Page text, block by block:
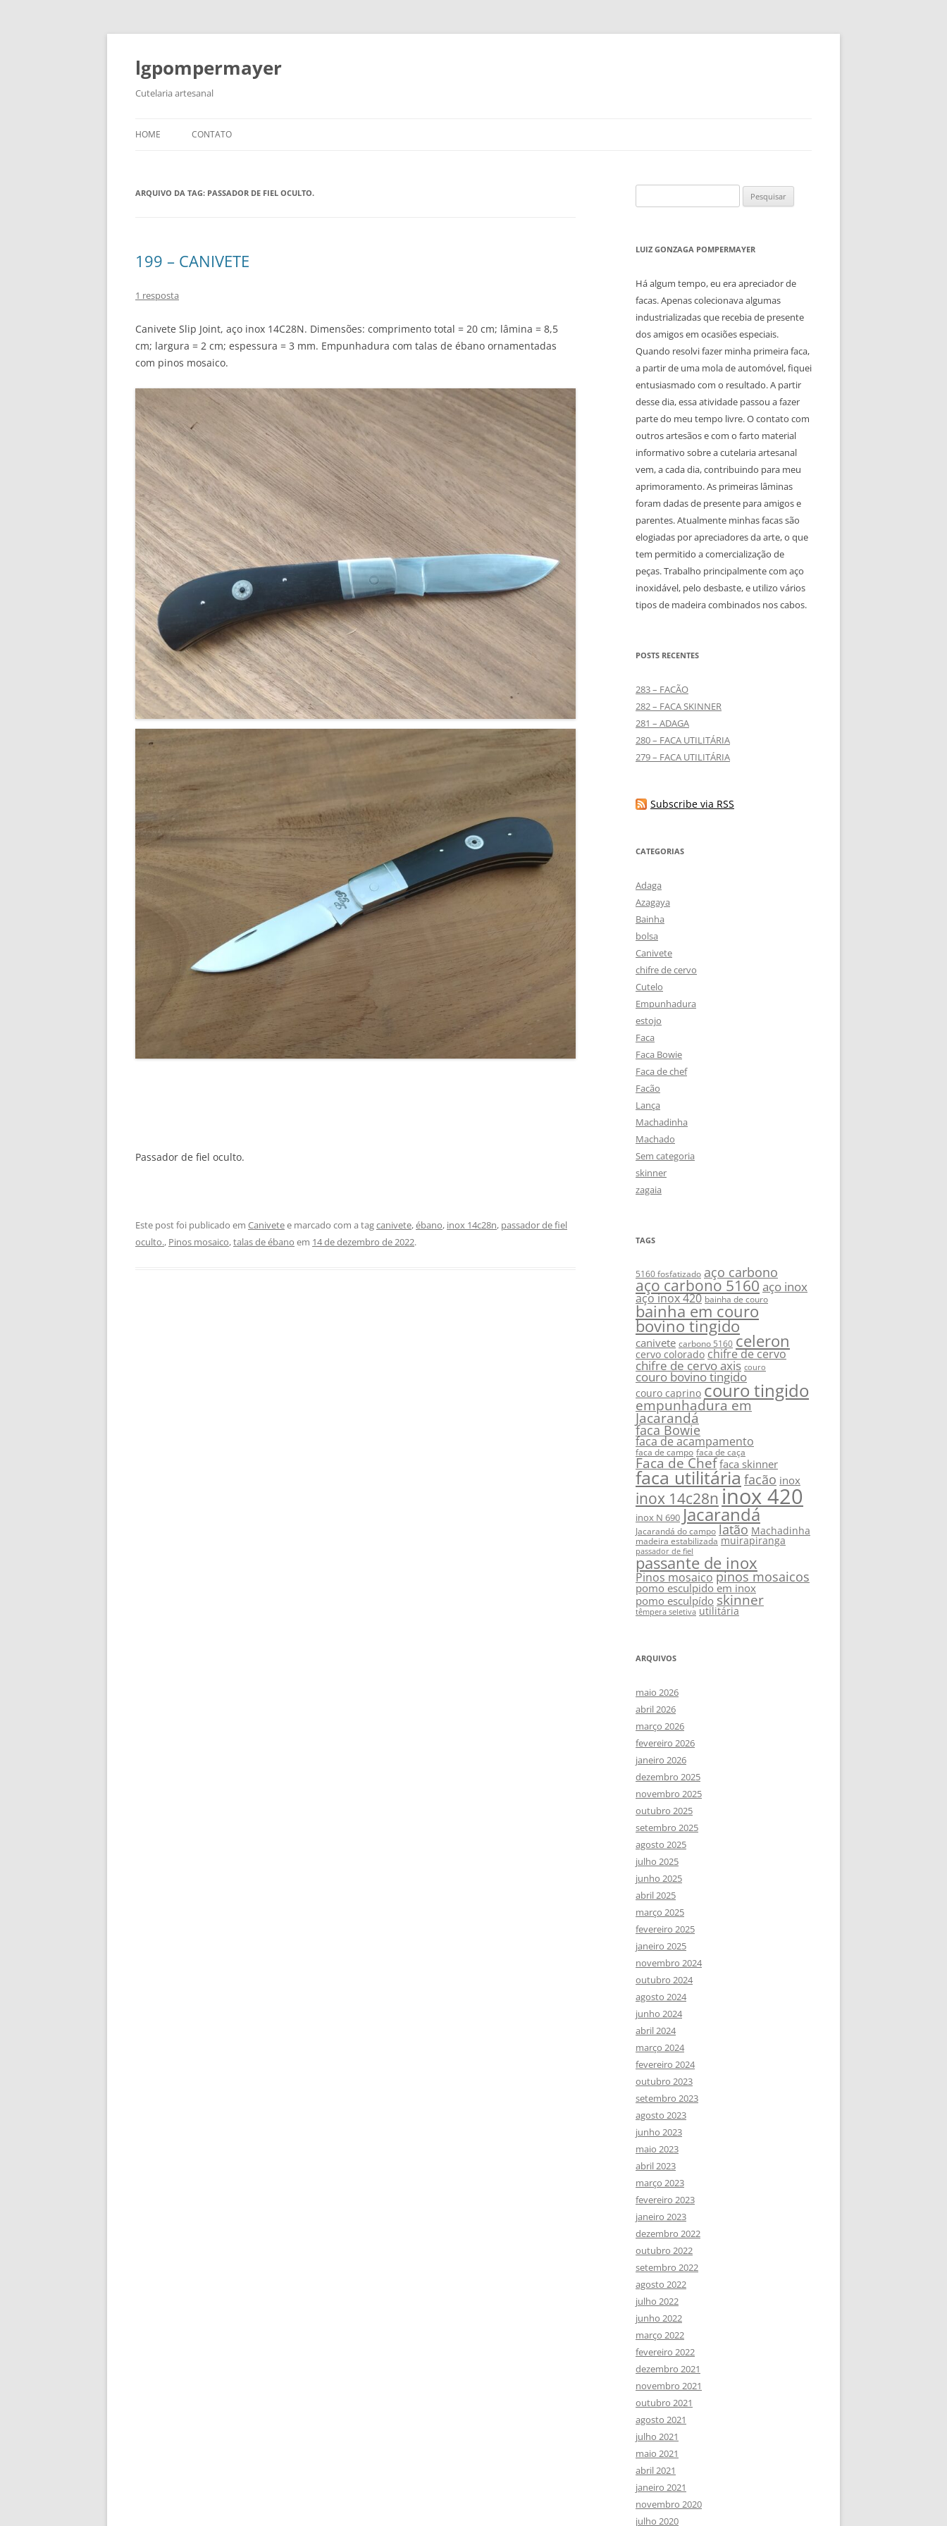
lgpompermayer
Cutelaria artesanal
HOME CONTATO
ARQUIVO DA TAG: PASSADOR DE FIEL OCULTO.
199 – CANIVETE
1 resposta
Canivete Slip Joint, aço inox 14C28N. Dimensões: comprimento total = 20 cm; lâmina = 8,5
cm; largura = 2 cm; espessura = 3 mm. Empunhadura com talas de ébano ornamentadas
com pinos mosaico.
Passador de fiel oculto.
Este post foi publicado em Canivetee marcado com a tagcanivete,ébano, inox 14c28n, passador de fiel
oculto., Pinos mosaico,talas de ébano em 14 de dezembro de 2022.
por:
LUIZ GONZAGA POMPERMAYER
Há algum tempo, eu era apreciador de
facas. Apenas colecionava algumas
industrializadas que recebia de presente
dos amigos em ocasiões especiais.
Quando resolvi fazer minha primeira faca,
a partir de uma mola de automóvel, fiquei
entusiasmado com o resultado. A partir
desse dia, essa atividade passou a fazer
parte do meu tempo livre. O contato com
outros artesãos e com o farto material
informativo sobre a cutelaria artesanal
vem, a cada dia, contribuindo para meu
aprimoramento. As primeiras lâminas
foram dadas de presente para amigos e
parentes. Atualmente minhas facas são
elogiadas por apreciadores da arte, o que
tem permitido a comercialização de
peças. Trabalho principalmente com aço
inoxidável, pelo desbaste, e utilizo vários
tipos de madeira combinados nos cabos.
POSTS RECENTES
283 – FACÃO
282 – FACA SKINNER
281 – ADAGA
280 – FACA UTILITÁRIA
279 – FACA UTILITÁRIA
Subscribe via RSS
CATEGORIAS
Adaga
Azagaya
Bainha
bolsa
Canivete
chifre de cervo
Cutelo
Empunhadura
estojo
Faca
Faca Bowie
Faca de chef
Facão
Lança
Machadinha
Machado
Sem categoria
skinner
zagaia
TAGS
5160 fosfatizado aço carbono
aço carbono 5160 aço inox
aço inox 420 bainha de couro
bainha em couro
bovino tingido
canivete carbono 5160 celeron
cervo colorado chifre de cervo
chifre de cervo axis couro
couro bovino tingido
couro caprino couro tingido
empunhadura em
Jacarandá
faca Bowie
faca de acampamento
faca de campo faca de caça
Faca de Chef faca skinner
faca utilitáriafacão inox
inox 14c28ninox 420
inox N 690 Jacarandá
Jacarandá do campo latão Machadinha
madeira estabilizada muirapiranga
passador de fiel
passante de inox
Pinos mosaico pinos mosaicos
pomo esculpido em inox
pomo esculpído skinner
têmpera seletiva utilitária
ARQUIVOS
maio 2026
abril 2026
março 2026
fevereiro 2026
janeiro 2026
dezembro 2025
novembro 2025
outubro 2025
setembro 2025
agosto 2025
julho 2025
junho 2025
abril 2025
março 2025
fevereiro 2025
janeiro 2025
novembro 2024
outubro 2024
agosto 2024
junho 2024
abril 2024
março 2024
fevereiro 2024
outubro 2023
setembro 2023
agosto 2023
junho 2023
maio 2023
abril 2023
março 2023
fevereiro 2023
janeiro 2023
dezembro 2022
outubro 2022
setembro 2022
agosto 2022
julho 2022
junho 2022
março 2022
fevereiro 2022
dezembro 2021
novembro 2021
outubro 2021
agosto 2021
julho 2021
maio 2021
abril 2021
janeiro 2021
novembro 2020
julho 2020